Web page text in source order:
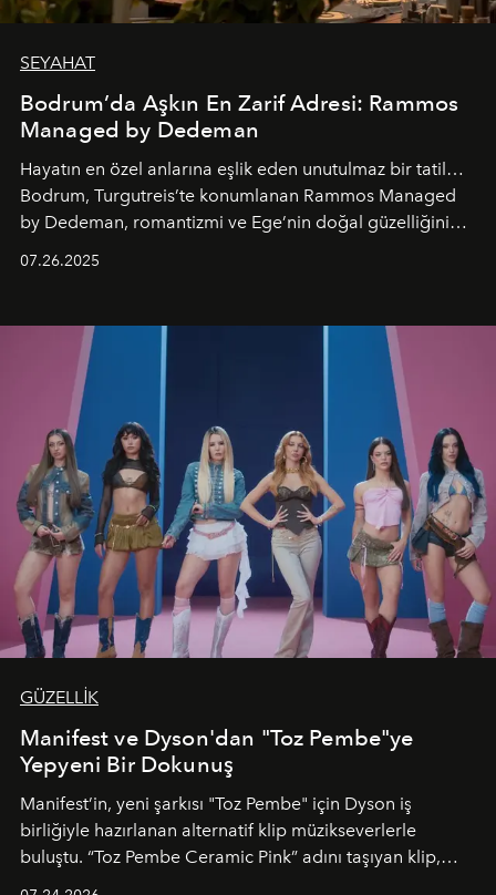
SEYAHAT
Bodrum’da Aşkın En Zarif Adresi: Rammos
Managed by Dedeman
Hayatın en özel anlarına eşlik eden unutulmaz bir tatil…
Bodrum, Turgutreis’te konumlanan Rammos Managed
by Dedeman, romantizmi ve Ege’nin doğal güzelliğini
07.26.2025
GÜZELLİK
Manifest ve Dyson'dan "Toz Pembe"ye
Yepyeni Bir Dokunuş
Manifest’in, yeni şarkısı "Toz Pembe" için Dyson iş
birliğiyle hazırlanan alternatif klip müzikseverlerle
buluştu. “Toz Pembe Ceramic Pink” adını taşıyan klip,